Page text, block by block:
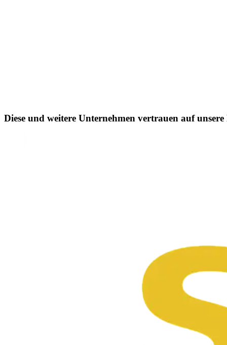
Diese und weitere Unternehmen vertrauen auf